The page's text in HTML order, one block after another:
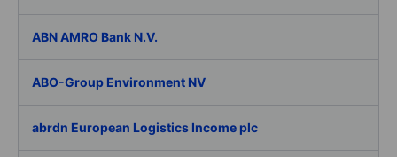
ABN AMRO Bank N.V.
ABO-Group Environment NV
abrdn European Logistics Income plc